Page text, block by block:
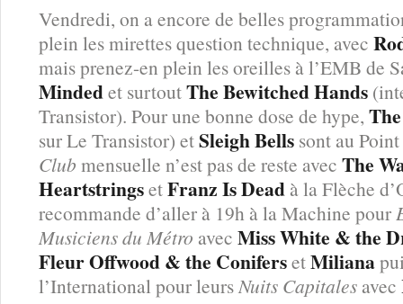
Vendredi, on a encore de belles
plein les mirettes question technique, avec
mais prenez-en plein les oreilles à l’EMB de
Mindedet surtoutThe BewitchedHands
Transistor). Pour une bonne dose de hype,
sur Le Transistor) etSleigh Bells sont au
Club mensuelle n’est pas de reste avec The
HeartstringsetFranz Is Dead à la Flèche
recommande d’aller à 19h à la Machine pour
Musiciens du Métro avec Miss White & the
Fleur Offwood & the ConifersetMiliana
l’International pour leursNuits Capitales avec